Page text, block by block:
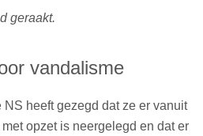
geraakt.
vandalisme
heeft gezegd dat ze er vanuit
opzet is neergelegd en dat er